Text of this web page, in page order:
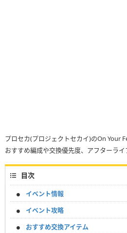
プロセカ(プロジェクトセカイ)のOn Your
おすすめ編成や交換優先度、アフターライ
目次
イベント情報
イベント攻略
おすすめ交換アイテム